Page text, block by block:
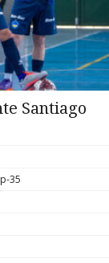
Santiago
35